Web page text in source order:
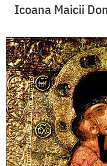
Icoana Maicii